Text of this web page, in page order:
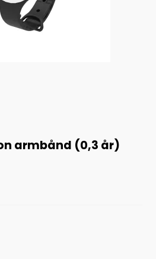
armbånd (0,3 år)